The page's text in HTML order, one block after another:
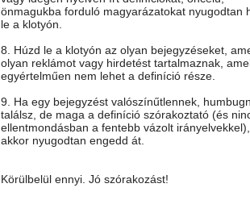
önmagukba forduló magyarázatokat nyugodtan
le a klotyón.
8. Húzd le a klotyón az olyan bejegyzéseket,
olyan reklámot vagy hirdetést tartalmaznak,
egyértelműen nem lehet a definíció része.
9. Ha egy bejegyzést valószínűtlennek,
találsz, de maga a definíció szórakoztató (és
ellentmondásban a fentebb vázolt irányelvekkel),
akkor nyugodtan engedd át.
Körülbelül ennyi. Jó szórakozást!